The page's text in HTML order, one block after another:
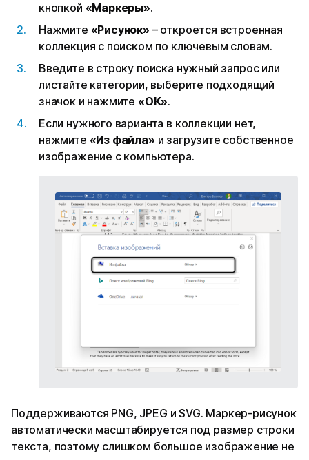
кнопкой «Маркеры».
Нажмите «Рисунок» – откроется встроенная
коллекция с поиском по ключевым словам.
Введите в строку поиска нужный запрос или
листайте категории, выберите подходящий
значок и нажмите «ОК».
Если нужного варианта в коллекции нет,
нажмите «Из файла» и загрузите собственное
изображение с компьютера.
Поддерживаются PNG, JPEG и SVG. Маркер-рисунок
автоматически масштабируется под размер строки
текста, поэтому слишком большое изображение не